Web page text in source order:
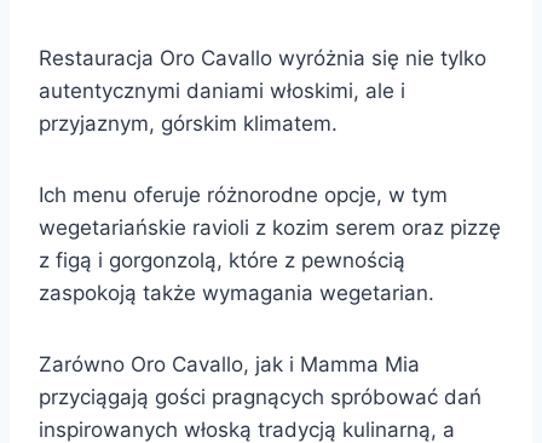
Restauracja Oro Cavallo wyróżnia się nie tylko
autentycznymi daniami włoskimi, ale i
przyjaznym, górskim klimatem.
Ich menu oferuje różnorodne opcje, w tym
wegetariańskie ravioli z kozim serem oraz pizzę
z figą i gorgonzolą, które z pewnością
zaspokoją także wymagania wegetarian.
Zarówno Oro Cavallo, jak i Mamma Mia
przyciągają gości pragnących spróbować dań
inspirowanych włoską tradycją kulinarną, a